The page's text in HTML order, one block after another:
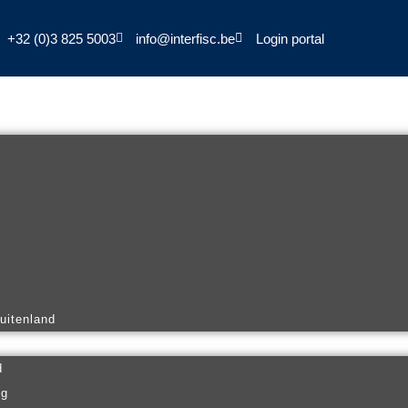
+32 (0)3 825 5003 info@interfisc.be Login portal